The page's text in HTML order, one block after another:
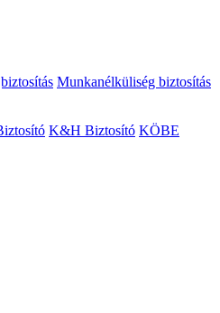
Munkanélküliség biztosítás
K&H Biztosító KÖBE